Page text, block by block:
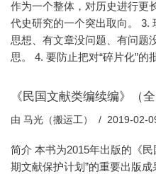
作为一个整体，对历史进行更
代史研究的一个突出取向。 3.
思想、有文章没问题、有问题
思。 4. 要防止把对“碎片化”的
《民国文献类编续编》（
由 马光（搬运工） 2019-02-
简介 本书为2015年出版的《
期文献保护计划”的重要出版